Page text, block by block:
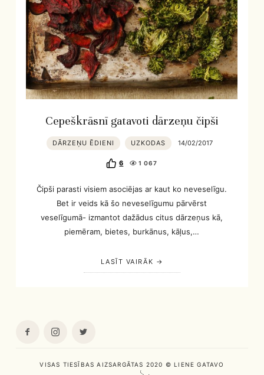
Cepeškrāsnī gatavoti dārzeņu čipši
DĀRZEŅU ĒDIENI UZKODAS 14/02/2017
6 1 067
Čipši parasti visiem asociējas ar kaut ko neveselīgu.
Bet ir veids kā šo neveselīgumu pārvērst
veselīgumā- izmantot dažādus citus dārzeņus kā,
piemēram, bietes, burkānus, kāļus,…
LASĪT VAIRĀK
VISAS TIESĪBAS AIZSARGĀTAS 2020 © LIENE GATAVO